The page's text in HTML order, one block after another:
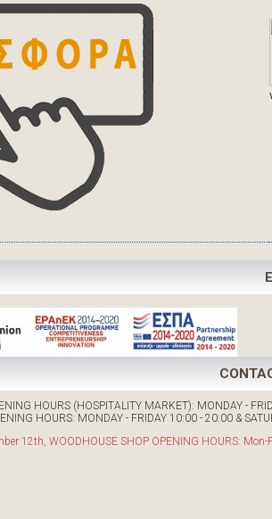
HOURS (HOSPITALITY MARKET): MONDAY -
HOURS: MONDAY - FRIDAY 10:00 - 20:00 &
12th, WOODHOUSE SHOP OPENING HOURS: